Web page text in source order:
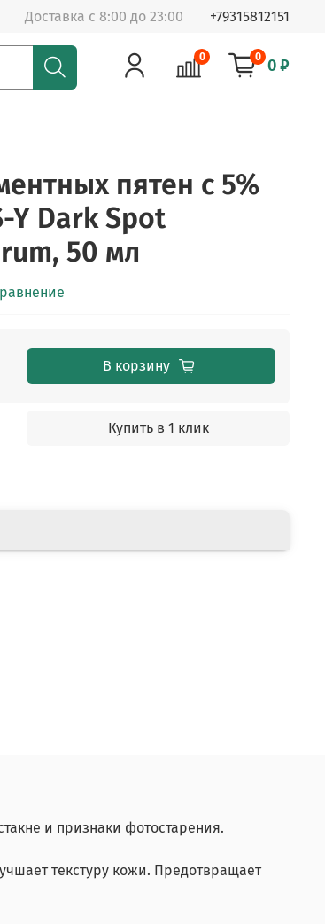
Доставка с 8:00 до 23:00 +79315812151
0 0 0 ₽
пятен с 5%
Y Dark Spot
50 мл
В корзину
Купить в 1 клик
и признаки фотостарения.
текстуру кожи. Предотвращает